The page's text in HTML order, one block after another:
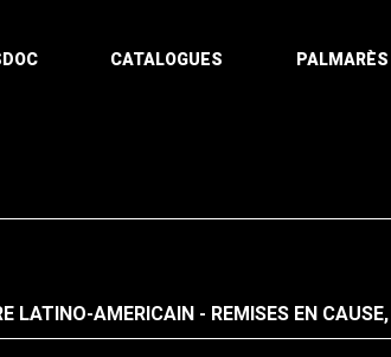
CATALOGUES PALMARÈS
LATINO-AMERICAIN - REMISES EN